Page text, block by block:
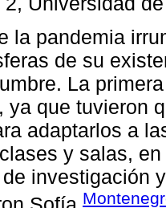
la pandemia
de su
La
ya que tuvieron
adaptarlos a
y salas,
investigación